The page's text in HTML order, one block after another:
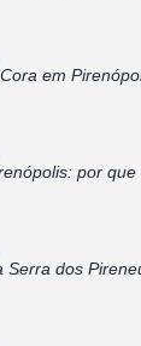
em
por
Serra dos